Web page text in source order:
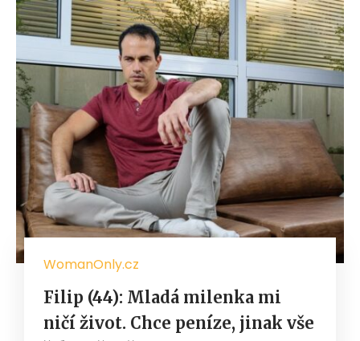
WomanOnly.cz
Filip (44): Mladá milenka mi
ničí život. Chce peníze, jinak vše